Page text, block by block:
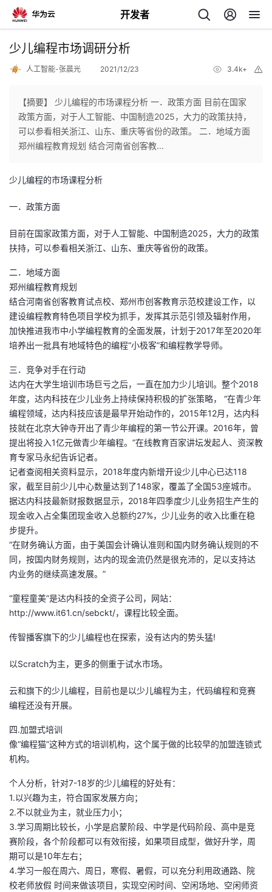
开发者
返
个
人
主
页
我
的
开
者
我
的
博
客
我
的
论
坛
我
的
圈
子
我
的
直
播
我
的
活
动
我
的
关
注
我
的
开
者
我
的
课
程
我
的
认
证
我
的
实
验
我
的
收
藏
我
的
我
支
的
技
术
支
持
我
的
云
声
建
议
少儿编程市场调研分析
人工智能-张晨光 2021/12/23 3.4k+
【摘要】 少儿编程的市场课程分析 一．政策方面 目前在国家
政策方面，对于人工智能、中国制造2025，大力的政策扶持，
可以参看相关浙江、山东、重庆等省份的政策。 二．地域方面
郑州编程教育规划 结合河南省创客教...
少儿编程的市场课程分析
一．政策方面
目前在国家政策方面，对于人工智能、中国制造2025，大力的政策
扶持，可以参看相关浙江、山东、重庆等省份的政策。
二．地域方面
郑州编程教育规划
结合河南省创客教育试点校、郑州市创客教育示范校建设工作，以
建设编程教育特色项目学校为抓手，发挥其示范引领及辐射作用，
加快推进我市中小学编程教育的全面发展，计划于2017年至2020年
培养出一批具有地域特色的编程“小极客”和编程教学导师。
三．竞争对手在行动
达内在大学生培训市场巨亏之后，一直在加力少儿培训。整个2018
年度，达内科技在少儿业务上持续保持积极的扩张策略， “在青少年
编程领域，达内科技应该是最早开始动作的，2015年12月，达内科
技就在北京大钟寺开出了青少年编程的第一节公开课。2016年，曾
提出将投入1亿元做青少年编程。”在线教育百家讲坛发起人、资深教
育专家马永纪告诉记者。
记者查阅相关资料显示，2018年度内新增开设少儿中心已达118
家，截至目前少儿中心数量达到了148家，覆盖了全国53座城市。
据达内科技最新财报数据显示，2018年四季度少儿业务招生产生的
现金收入占全集团现金收入总额约27%，少儿业务的收入比重在稳
步提升。
“在财务确认方面，由于美国会计确认准则和国内财务确认规则的不
同，按国内财务规则，达内的现金流仍然是很充沛的，足以支持达
内业务的继续高速发展。”
“童程童美”是达内科技的全资子公司，网站：
http://www.it61.cn/sebckt/，课程比较全面。
传智播客旗下的少儿编程也在探索，没有达内的势头猛!
以Scratch为主，更多的侧重于试水市场。
云和旗下的少儿编程，目前也是以少儿编程为主，代码编程和竞赛
编程还没有开展。
四.加盟式培训
像“编程猫”这种方式的培训机构，这个属于做的比较早的加盟连锁式
机构。
个人分析，针对7-18岁的少儿编程的好处有：
1.以兴趣为主，符合国家发展方向；
2.不以就业为主，就业压力小；
3.学习周期比较长，小学是启蒙阶段、中学是代码阶段、高中是竞
赛阶段，各个阶段都可以有效衔接，如果项目成型，做好升学，周
期可以是10年左右；
4.学习一般在周六、周日，寒假、暑假，可以充分利用政通路、院
校老师放假 时间来做该项目，实现空闲时间、空闲场地、空闲师资